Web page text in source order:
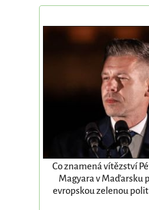
Co znamená vítězství
Magyara v Maďarsku
evropskou zelenou